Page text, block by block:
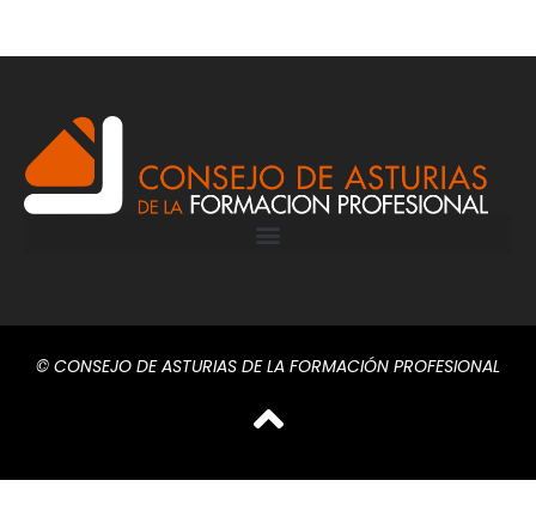
© CONSEJO DE ASTURIAS DE LA FORMACIÓN PROFESIONAL